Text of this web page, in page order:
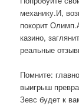
механику.И,
покорит
казино,
реальные
Помните:
выигрыш
Зевс будет к